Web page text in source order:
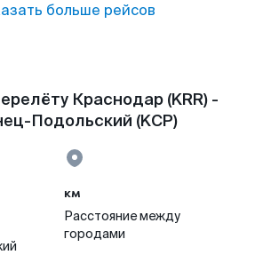
больше рейсов
Краснодар (KRR) -
Подольский (KCP)
км
Расстояние между
городами